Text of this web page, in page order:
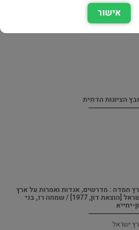
פתגמי חסידים
הציונות הדתית
חמדה : מדרשים, אגדות ואמרות על ארץ
ישראל [הוצאת דון, 1977] / שמחה רז, בני
יחייא
ישראל
אישור